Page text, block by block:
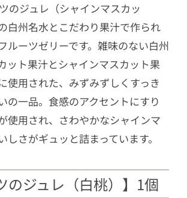
のジュレ（シャインマスカッ
白州名水とこだわり果汁で作られ
ルーツゼリーです。雑味のない白州
ット果汁とシャインマスカット果
使用された、みずみずしくすっき
の一品。食感のアクセントにすり
使用され、さわやかなシャインマ
しさがギュッと詰まっています。
のジュレ（白桃）】1個